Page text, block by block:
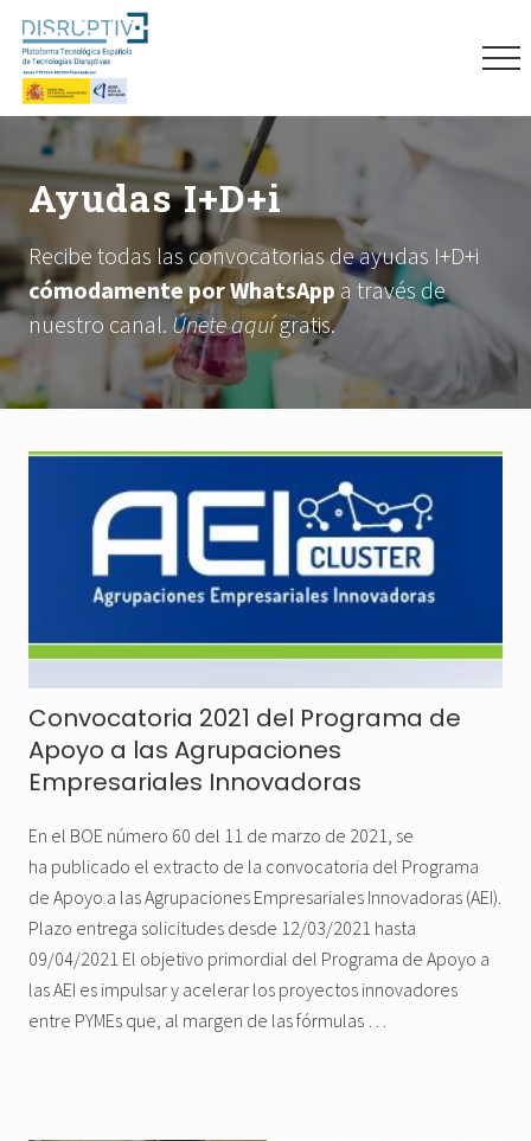
Menu
Skip
main
content
Skip
primary
sidebar
Skip
footer
Ayudas I+D+i
Recibe todas las convocatorias de ayudas I+D+i
cómodamente por WhatsApp a través de
nuestro canal. Únete aquígratis.
Convocatoria 2021 del Programa de
Apoyo a las Agrupaciones
Empresariales Innovadoras
En el BOE número 60 del 11 de marzo de 2021, se
ha publicado el extracto de la convocatoria del Programa
de Apoyo a las Agrupaciones Empresariales Innovadoras (AEI).
Plazo entrega solicitudes desde 12/03/2021 hasta
09/04/2021 El objetivo primordial del Programa de Apoyo a
las AEI es impulsar y acelerar los proyectos innovadores
entre PYMEs que, al margen de las fórmulas …